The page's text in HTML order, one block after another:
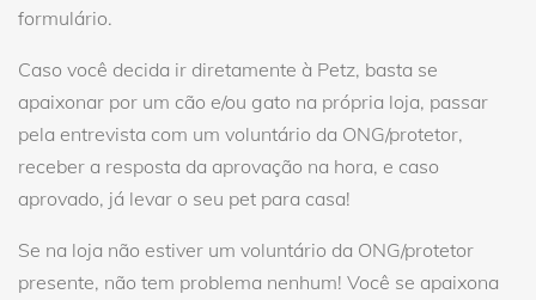
formulário.
Caso você decida ir diretamente à Petz, basta se
apaixonar por um cão e/ou gato na própria loja, passar
pela entrevista com um voluntário da ONG/protetor,
receber a resposta da aprovação na hora, e caso
aprovado, já levar o seu pet para casa!
Se na loja não estiver um voluntário da ONG/protetor
presente, não tem problema nenhum! Você se apaixona